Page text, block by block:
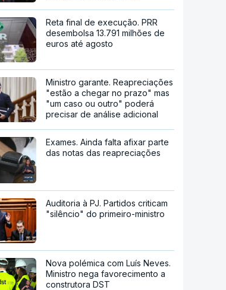
Reta final de execução. PRR
desembolsa 13.791 milhões de
euros até agosto
Ministro garante. Reapreciações
"estão a chegar no prazo" mas
"um caso ou outro" poderá
precisar de análise adicional
Exames. Ainda falta afixar parte
das notas das reapreciações
Auditoria à PJ. Partidos criticam
"silêncio" do primeiro-ministro
Nova polémica com Luís Neves.
Ministro nega favorecimento a
construtora DST